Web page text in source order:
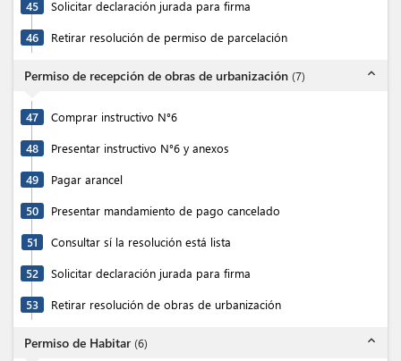
45 Solicitar declaración jurada para firma
46 Retirar resolución de permiso de parcelación
Permiso de recepción de obras de urbanización (7) expand_less
47 Comprar instructivo N°6
48 Presentar instructivo N°6 y anexos
49 Pagar arancel
50 Presentar mandamiento de pago cancelado
51 Consultar sí la resolución está lista
52 Solicitar declaración jurada para firma
53 Retirar resolución de obras de urbanización
Permiso de Habitar (6) expand_less